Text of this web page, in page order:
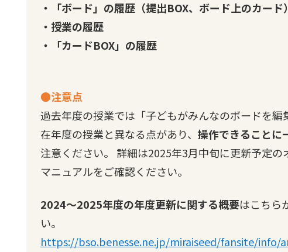
・「ボード」の履歴（提出BOX、ボード上のカード）
・授業の履歴
・「カードBOX」の履歴
●注意点
過去年度の授業では「子どもがみんなのボードを編
在年度の授業と異なる点があり、 操作できることに
注意ください。 詳細は2025年3月中旬に更新予定の
マニュアルをご確認ください。
2024～2025年度の年度更新に関する概要はこちら
い。
https://bso.benesse.ne.jp/miraiseed/fansite/info/